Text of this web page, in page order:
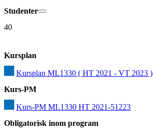
Studenter
40
Kursplan
Kursplan ML1330 ( HT 2021 - VT 2023 )
Kurs-PM
Kurs-PM ML1330 HT 2021-51223
Obligatorisk inom program